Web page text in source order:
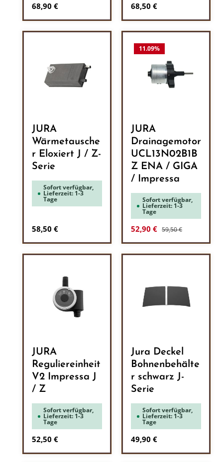
Regulärer Preis:
68,90 € Regulärer Preis:
68,50 €
JURA
Wärmetausche
r Eloxiert J / Z-
Serie
Sofort verfügbar,
Lieferzeit: 1-3
Tage
Regulärer Preis:
58,50 €
11.09%
JURA
Drainagemotor
UCL13N02B1B
Z ENA / GIGA
/ Impressa
Sofort verfügbar,
Lieferzeit: 1-3
Tage
Verkaufspreis:
52,90 € Regulärer Preis:
59,50 €
JURA
Reguliereinheit
V2 Impressa J
/ Z
Sofort verfügbar,
Lieferzeit: 1-3
Tage
Regulärer Preis:
52,50 €
Jura Deckel
Bohnenbehälte
r schwarz J-
Serie
Sofort verfügbar,
Lieferzeit: 1-3
Tage
Regulärer Preis:
49,90 €